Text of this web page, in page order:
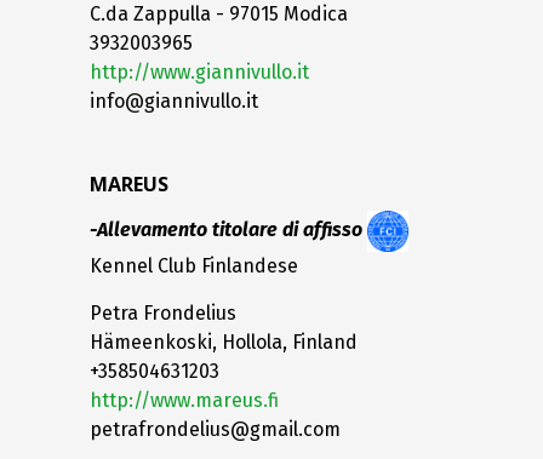
C.da Zappulla - 97015 Modica
3932003965
http://www.giannivullo.it
info@giannivullo.it
MAREUS
-Allevamento titolare di affisso
Kennel Club Finlandese
Petra Frondelius
Hämeenkoski, Hollola, Finland
+358504631203
http://www.mareus.fi
petrafrondelius@gmail.com